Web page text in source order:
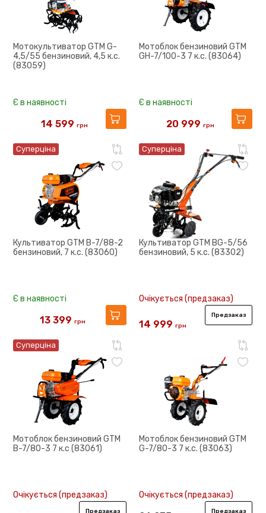
Мотокультиватор GTM G-
4,5/55 бензиновий, 4,5 к.с.
(83059)
Є в наявності
20 726
14 599 грн
Мотоблок бензиновий GTM
GH-7/100-3 7 к.с. (83064)
Є в наявності
32 918
20 999 грн
Суперціна
Культиватор GTM B-7/88-2
бензиновий, 7 к.с. (83060)
Є в наявності
21 945
13 399 грн
Суперціна
Культиватор GTM BG-5/56
бензиновий, 5 к.с. (83302)
Очікується (предзаказ)
14 999 грн
Предзаказ
Суперціна
Мотоблок бензиновий GTM
B-7/80-3 7 к.с (83061)
Очікується (предзаказ)
Предзаказ
Мотоблок бензиновий GTM
G-7/80-3 7 к.с. (83063)
Очікується (предзаказ)
Предзаказ